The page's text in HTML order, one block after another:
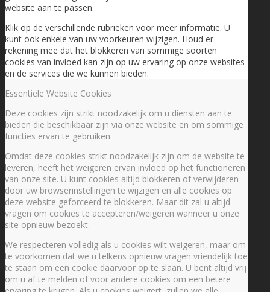
website aan te passen.
Klik op de verschillende rubrieken voor meer informatie. U
kunt ook enkele van uw voorkeuren wijzigen. Houd er
rekening mee dat het blokkeren van sommige soorten
cookies van invloed kan zijn op uw ervaring op onze websites
en de services die we kunnen bieden.
Essentiële Website Cookies
Deze cookies zijn strikt noodzakelijk om u diensten aan te
bieden die beschikbaar zijn via onze website en om sommige
functies ervan te gebruiken.
Omdat deze cookies strikt noodzakelijk zijn om de website te
leveren, heeft het weigeren ervan invloed op het functioneren
van onze site. U kunt cookies altijd blokkeren of verwijderen
door uw browserinstellingen te wijzigen en alle cookies op
deze website geforceerd te blokkeren. Maar dit zal u altijd
vragen om cookies te accepteren/weigeren wanneer u onze
site opnieuw bezoekt.
We respecteren volledig als u cookies wilt weigeren, maar om
te voorkomen dat we u telkens opnieuw vragen vriendelijk toe
te staan om een cookie daarvoor op te slaan. U bent altijd vrij
om u af te melden of voor andere cookies om een betere